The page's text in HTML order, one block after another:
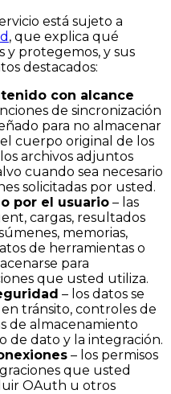
está sujeto a
, que explica qué
y protegemos, y sus
destacados:
con alcance
de sincronización
para no almacenar
cuerpo original de los
archivos adjuntos
cuando sea necesario
solicitadas por usted.
por el usuario – las
cargas, resultados
memorias,
de herramientas o
para
que usted utiliza.
– los datos se
tránsito, controles de
de almacenamiento
de dato y la integración.
– los permisos
que usted
OAuth u otros